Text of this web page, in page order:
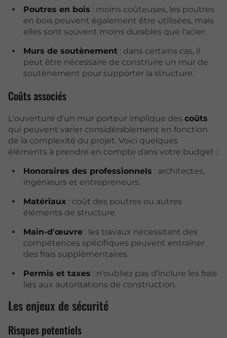
Poutres en bois : moins coûteuses, les poutres
en bois peuvent également être utilisées, mais
elles sont souvent moins durables que l'acier.
Murs de soutènement: dans certains cas, il
peut être nécessaire de construire un mur de
soutènement pour supporter la structure.
Coûts associés
L'ouverture d'un mur porteur implique des coûts
qui peuvent varier considérablement en fonction
de la complexité du projet. Voici quelques
éléments à prendre en compte dans votre budget :
Honoraires des professionnels : architectes,
ingénieurs et entrepreneurs.
Matériaux : coût des poutres ou autres
éléments de structure.
Main-d'œuvre: les travaux nécessitant des
compétences spécifiques peuvent entraîner
des frais supplémentaires.
Permis et taxes : n'oubliez pas d'inclure les frais
liés aux autorisations de construction.
Les enjeux de sécurité
Risques potentiels